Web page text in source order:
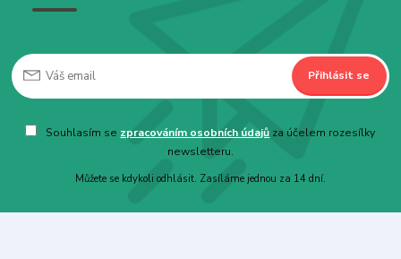
Přihlásit se
Souhlasím se zpracováním osobních údajů za účelem rozesílky
newsletteru.
Můžete se kdykoli odhlásit. Zasíláme jednou za 14 dní.